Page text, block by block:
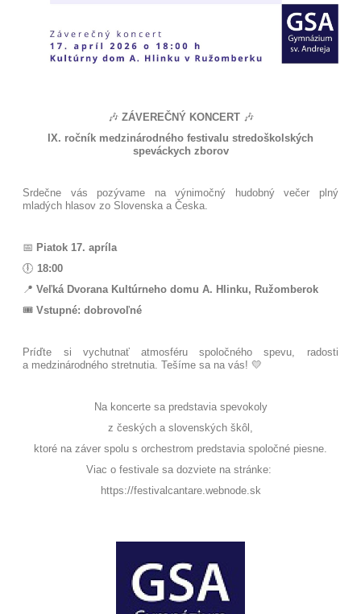
🎶 ZÁVEREČNÝ KONCERT 🎶
IX. ročník medzinárodného festivalu stredoškolských
speváckych zborov
Srdečne vás pozývame na výnimočný hudobný večer plný
mladých hlasov zo Slovenska a Česka.
📅 Piatok 17. apríla
🕕 18:00
📍 Veľká Dvorana Kultúrneho domu A. Hlinku, Ružomberok
🎟️ Vstupné: dobrovoľné
Príďte si vychutnať atmosféru spoločného spevu, radosti
a medzinárodného stretnutia. Tešíme sa na vás! 💛
Na koncerte sa predstavia spevokoly
z českých a slovenských škôl,
ktoré na záver spolu s orchestrom predstavia spoločné piesne.
Viac o festivale sa dozviete na stránke:
https://festivalcantare.webnode.sk